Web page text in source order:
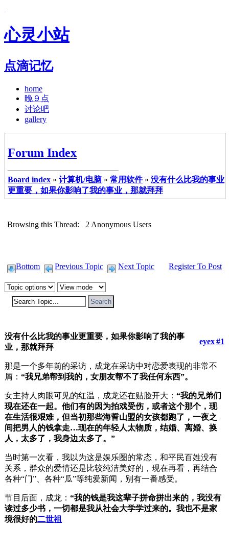
心灵小站
点滴记忆
home
晚９点
讨论吧
gallery
Forum Index
Board index » 计算机/电脑 » 常用软件 » 没有什么比我的事业
更重要，如果你影响了我的事业，那就拜拜
Browsing this Thread: 2 Anonymous Users
Bottom Previous Topic Next Topic Register To Post
没有什么比我的事业更重要，如果你影响了我的事
业，那就拜拜
#1
eyex
那是一个多年前的采访，成龙在采访中对恋爱表现的非常不
屑： “我兄弟帮到我的，女朋友帮不了我任何东西”。
女主持人肉眼可见的红温，成龙还在贴脸开大： “我的兄弟们
现在还在一起。他们有的因为拍戏受伤，或者这个那个，现
在生活很艰难，但当初那些海誓山盟的女孩都跑了，一夜之
间把男人的钱拿走…现在的年轻人太物质，结婚、离婚、换
人，太多了，我身边太多了。”
当时第一次看，我以为这是娱乐圈的常态，和平民百姓没有
关系，群众的爱情还是比较纯洁美好的，现在再看，再结合
各种“门”、各种“瓜”等纯爱新闻，别有一番感受。
节目后面，成龙： “我的钱是我这辈子拼命拼出来的，我没有
读过多少书，一切都是我从社会大学学过来的。我也不是家
境很好的二世祖